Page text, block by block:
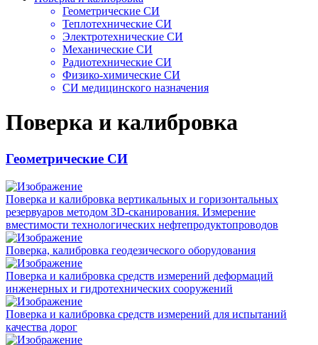
Геометрические СИ
Теплотехнические СИ
Электротехнические СИ
Механические СИ
Радиотехнические СИ
Физико-химические СИ
СИ медицинского назначения
Поверка и калибровка
Геометрические СИ
Поверка и калибровка вертикальных и горизонтальных
резервуаров методом 3D-сканирования. Измерение
вместимости технологических нефтепродуктопроводов
Поверка, калибровка геодезического оборудования
Поверка и калибровка средств измерений деформаций
инженерных и гидротехнических сооружений
Поверка и калибровка средств измерений для испытаний
качества дорог